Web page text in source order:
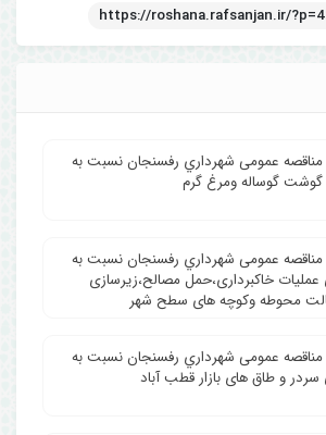
https://roshana.rafsanjan.ir/
عمومی شهرداري رفسنجان نسبت به
گوساله ومرغ گرم
عمومی شهرداري رفسنجان نسبت به
عملیات خاکبرداری،حمل مصالح،زیرسازی
محوطه وکوچه های سطح شهر
عمومی شهرداري رفسنجان نسبت به
سردر و طاق های بازار قطب آباد